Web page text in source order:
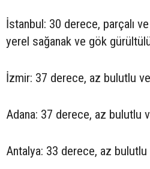
İstanbul: 30 derece, parçalı
yerel sağanak ve gök gürültülü
İzmir: 37 derece, az bulutlu ve
Adana: 37 derece, az bulutlu
Antalya: 33 derece, az bulutlu